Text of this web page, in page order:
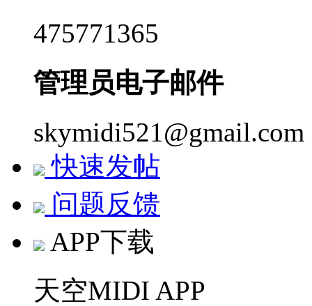
475771365
管理员电子邮件
skymidi521@gmail.com
快速发帖
问题反馈
APP下载
天空MIDI APP